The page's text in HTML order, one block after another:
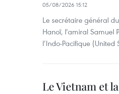
05/08/2026 15:12
Le secrétaire général
Hanoï, l'amiral Samuel
l’Indo-Pacifique
Le Vietnam et